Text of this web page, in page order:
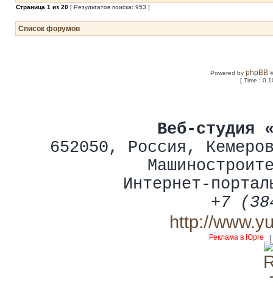
Страница 1 из 20 [ Результатов поиска: 953 ]
Список форумов
Powered byphpBB
[ Time :
Веб-студия
652050, Россия ,
Интернет-
+7
http://
Реклама в Юрге